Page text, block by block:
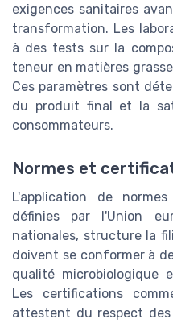
exigences sanitaires
transformation. Les
à des tests sur la
teneur en matières
Ces paramètres sont
du produit final et la
consommateurs.
Normes et
L'application de
définies par l'Union
nationales, structure la
doivent se conformer à
qualité microbiologique
Les certifications
attestent du respect